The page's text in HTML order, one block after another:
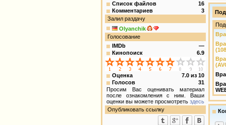
Список файлов
16
Комментариев
3
Залил раздачу
Olyanchik
Голосование
IMDb
—
Кинопоиск
6.9
Оценка 7.0 из 10
Голосов
31
Просим Вас оценивать материал
после ознакомления с ним. Ваши
оценки вы можете просмотреть здесь
Опубликовать ссылку